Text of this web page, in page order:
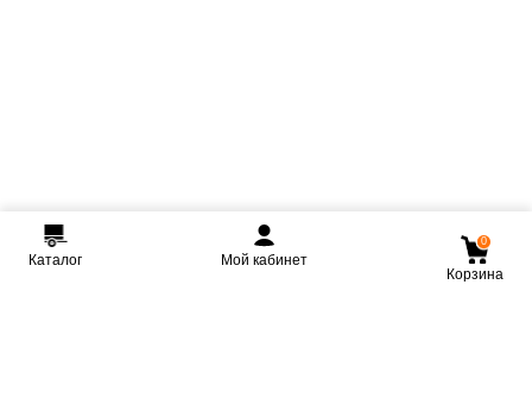
Каталог Мой кабинет
0
Корзина